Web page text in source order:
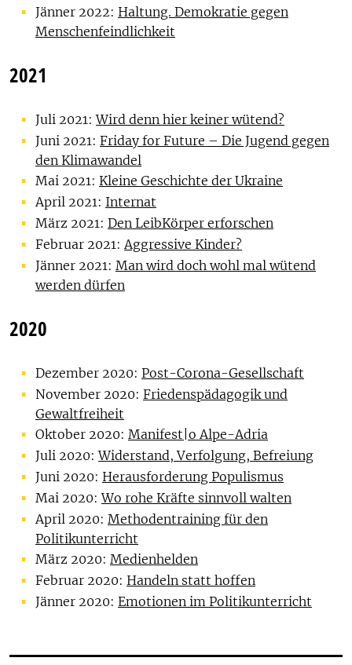
Jänner 2022: Haltung. Demokratie gegen
Menschenfeindlichkeit
2021
Juli 2021:Wird denn hier keiner wütend?
Juni 2021: Friday for Future – Die Jugend gegen
den Klimawandel
Mai 2021: Kleine Geschichte der Ukraine
April 2021: Internat
März 2021: Den LeibKörper erforschen
Februar 2021: Aggressive Kinder?
Jänner 2021: Man wird doch wohl mal wütend
werden dürfen
2020
Dezember 2020: Post-Corona-Gesellschaft
November 2020: Friedenspädagogik und
Gewaltfreiheit
Oktober 2020: Manifest|o Alpe-Adria
Juli 2020:Widerstand, Verfolgung, Befreiung
Juni 2020: Herausforderung Populismus
Mai 2020:Wo rohe Kräfte sinnvoll walten
April 2020: Methodentraining für den
Politikunterricht
März 2020: Medienhelden
Februar 2020: Handeln statt hoffen
Jänner 2020: Emotionen im Politikunterricht